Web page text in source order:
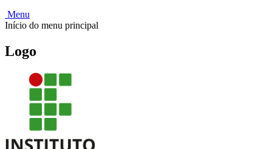
Menu
Início do menu principal
Logo